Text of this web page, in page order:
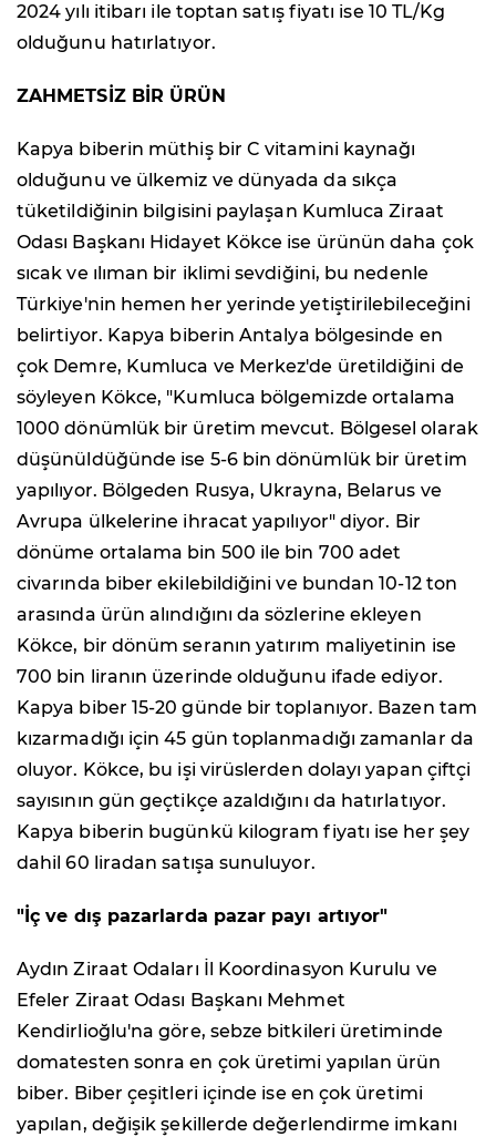
2024 yılı itibarı ile toptan satış fiyatı ise 10 TL/Kg
olduğunu hatırlatıyor.
ZAHMETSİZ BİR ÜRÜN
Kapya biberin müthiş bir C vitamini kaynağı
olduğunu ve ülkemiz ve dünyada da sıkça
tüketildiğinin bilgisini paylaşan Kumluca Ziraat
Odası Başkanı Hidayet Kökce ise ürünün daha çok
sıcak ve ılıman bir iklimi sevdiğini, bu nedenle
Türkiye'nin hemen her yerinde yetiştirilebileceğini
belirtiyor. Kapya biberin Antalya bölgesinde en
çok Demre, Kumluca ve Merkez'de üretildiğini de
söyleyen Kökce, "Kumluca bölgemizde ortalama
1000 dönümlük bir üretim mevcut. Bölgesel olarak
düşünüldüğünde ise 5-6 bin dönümlük bir üretim
yapılıyor. Bölgeden Rusya, Ukrayna, Belarus ve
Avrupa ülkelerine ihracat yapılıyor" diyor. Bir
dönüme ortalama bin 500 ile bin 700 adet
civarında biber ekilebildiğini ve bundan 10-12 ton
arasında ürün alındığını da sözlerine ekleyen
Kökce, bir dönüm seranın yatırım maliyetinin ise
700 bin liranın üzerinde olduğunu ifade ediyor.
Kapya biber 15-20 günde bir toplanıyor. Bazen tam
kızarmadığı için 45 gün toplanmadığı zamanlar da
oluyor. Kökce, bu işi virüslerden dolayı yapan çiftçi
sayısının gün geçtikçe azaldığını da hatırlatıyor.
Kapya biberin bugünkü kilogram fiyatı ise her şey
dahil 60 liradan satışa sunuluyor.
"İç ve dış pazarlarda pazar payı artıyor"
Aydın Ziraat Odaları İl Koordinasyon Kurulu ve
Efeler Ziraat Odası Başkanı Mehmet
Kendirlioğlu'na göre, sebze bitkileri üretiminde
domatesten sonra en çok üretimi yapılan ürün
biber. Biber çeşitleri içinde ise en çok üretimi
yapılan, değişik şekillerde değerlendirme imkanı